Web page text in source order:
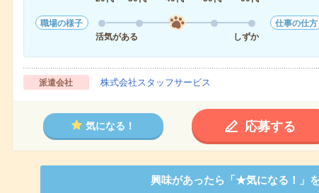
職場の様子
活気がある
しずか
仕事の仕方
派遣会社 株式会社スタッフサービス
気になる！ 応募する
興味があったら「★気になる！」